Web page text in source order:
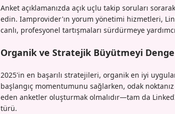
Anket açıklamanızda açık uçlu takip soruları
edin. Iamprovider'ın yorum yönetimi hizmetleri,
canlı, profesyonel tartışmaları sürdürmeye
Organik ve Stratejik Büyütmeyi
2025'in en başarılı stratejileri, organik en iyi
başlangıç momentumunu sağlarken, odak
eden anketler oluşturmak olmalıdır—tam da
türü.